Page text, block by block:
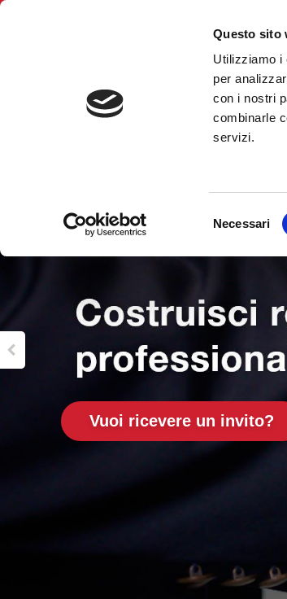
Questo sito
Utilizziamo i
per
con i nostri
combinarle
servizi.
Necessari
BNI
Vuoi ricevere un invito?